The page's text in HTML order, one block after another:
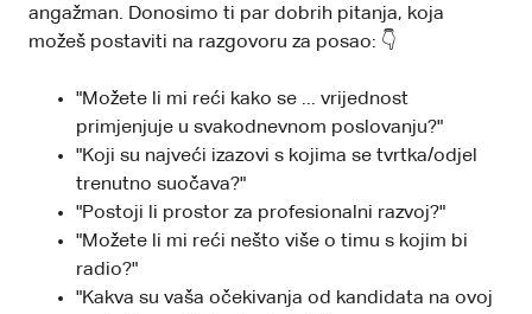
angažman. Donosimo ti par dobrih pitanja, koja
možeš postaviti na razgovoru za posao: 👇
"Možete li mi reći kako se ... vrijednost
primjenjuje u svakodnevnom poslovanju?"
"Koji su najveći izazovi s kojima se tvrtka/odjel
trenutno suočava?"
"Postoji li prostor za profesionalni razvoj?"
"Možete li mi reći nešto više o timu s kojim bi
radio?"
"Kakva su vaša očekivanja od kandidata na ovoj